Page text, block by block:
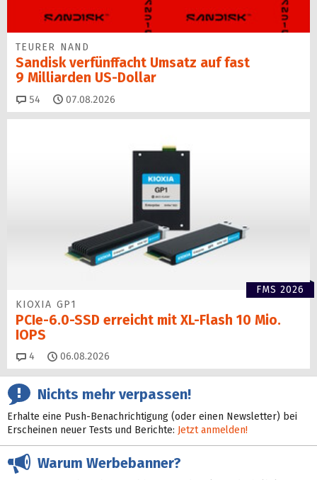
TEURER NAND
Sandisk verfünffacht Umsatz auf fast
9 Milliarden US-Dollar
54 Kommentare
07.08.2026
FMS 2026
KIOXIA GP1
PCIe-6.0-SSD erreicht mit XL-Flash 10 Mio.
IOPS
4 Kommentare
06.08.2026
Nichts mehr verpassen!
Erhalte eine Push-Benachrichtigung (oder einen Newsletter) bei
Erscheinen neuer Tests und Berichte: Jetzt anmelden!
Warum Werbebanner?